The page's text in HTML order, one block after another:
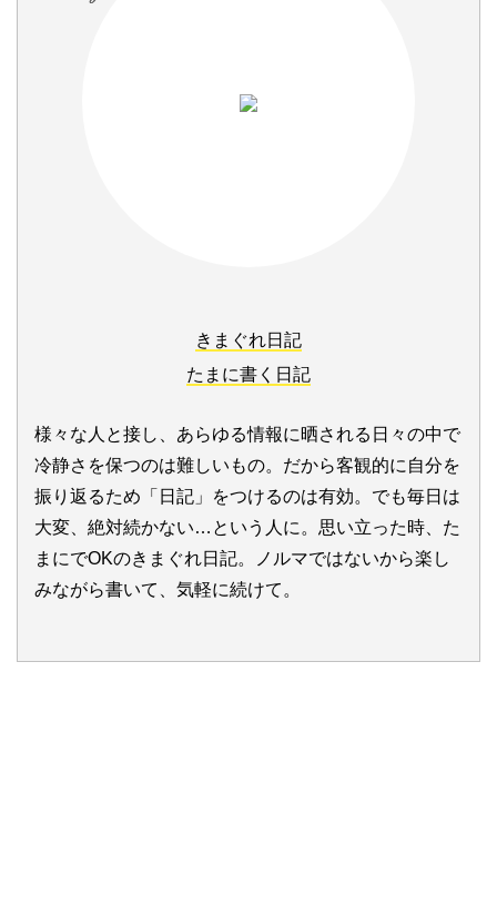
きまぐれ日記
たまに書く日記
様々な人と接し、あらゆる情報に晒される日々の中で
冷静さを保つのは難しいもの。だから客観的に自分を
振り返るため「日記」をつけるのは有効。でも毎日は
大変、絶対続かない…という人に。思い立った時、た
まにでOKのきまぐれ日記。ノルマではないから楽し
みながら書いて、気軽に続けて。